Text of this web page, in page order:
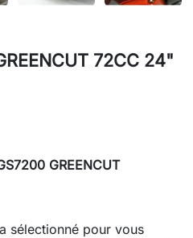
72CC 24"
GREENCUT
sélectionné pour vous